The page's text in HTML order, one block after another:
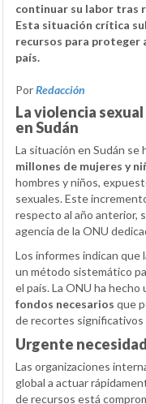
continuar su labor tras
Esta situación crítica
recursos para proteger
país.
PorRedacción
La violencia
en Sudán
La situación en Sudán se
millones de mujeres y
hombres y niños,
sexuales. Este
respecto al año anterior,
agencia de la ONU
Los informes indican que
un método sistemático
el país. La ONU ha
fondos necesarios que
de recortes
Urgente
Las organizaciones
global a actuar
de recursos está